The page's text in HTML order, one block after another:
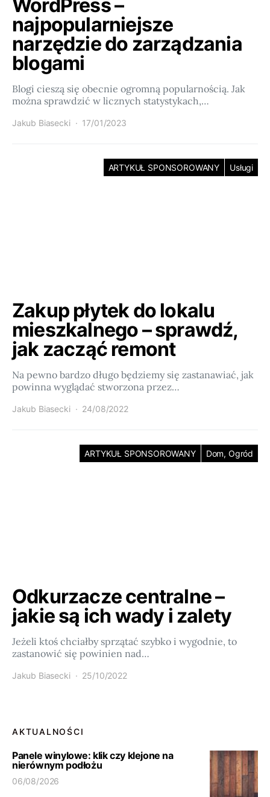
WordPress –
najpopularniejsze
narzędzie do zarządzania
blogami
Blogi cieszą się obecnie ogromną popularnością. Jak
można sprawdzić w licznych statystykach,…
Jakub Biasecki 17/01/2023
ARTYKUŁ SPONSOROWANY Usługi
Zakup płytek do lokalu
mieszkalnego – sprawdź,
jak zacząć remont
Na pewno bardzo długo będziemy się zastanawiać, jak
powinna wyglądać stworzona przez…
Jakub Biasecki 24/08/2022
ARTYKUŁ SPONSOROWANY Dom, Ogród
Odkurzacze centralne –
jakie są ich wady i zalety
Jeżeli ktoś chciałby sprzątać szybko i wygodnie, to
zastanowić się powinien nad…
Jakub Biasecki 25/10/2022
AKTUALNOŚCI
Panele winylowe: klik czy klejone na
nierównym podłożu
06/08/2026